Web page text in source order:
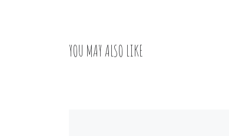
YOU MAY ALSO LIKE